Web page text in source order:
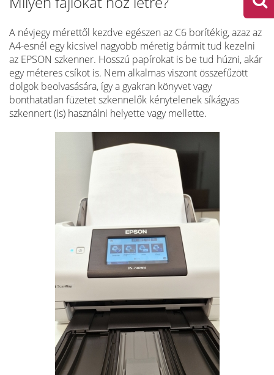
A névjegy mérettől kezdve egészen az C6 borítékig, azaz az
A4-esnél egy kicsivel nagyobb méretig bármit tud kezelni
az EPSON szkenner. Hosszú papírokat is be tud húzni, akár
egy méteres csíkot is. Nem alkalmas viszont összefűzött
dolgok beolvasására, így a gyakran könyvet vagy
bonthatatlan füzetet szkennelők kénytelenek síkágyas
szkennert (is) használni helyette vagy mellette.